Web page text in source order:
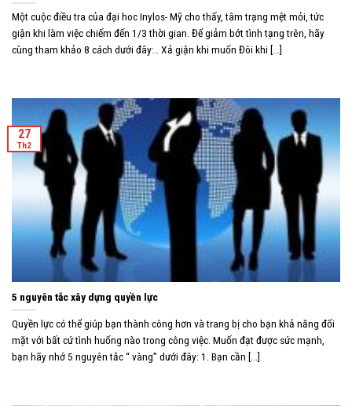
Một cuộc điều tra của đại hoc Inylos- Mỹ cho thấy, tâm trạng mệt mỏi, tức
giận khi làm việc chiếm đến 1/3 thời gian. Để giảm bớt tình tạng trên, hãy
cùng tham khảo 8 cách dưới đây:.. Xả giận khi muốn Đôi khi [...]
5 nguyên tắc xây dựng quyền lực
Quyền lực có thể giúp bạn thành công hơn và trang bị cho bạn khả năng đối
mặt với bất cứ tình huống nào trong công việc. Muốn đạt được sức mạnh,
bạn hãy nhớ 5 nguyên tắc “ vàng” dưới đây: 1. Bạn cần [...]
27
Th2